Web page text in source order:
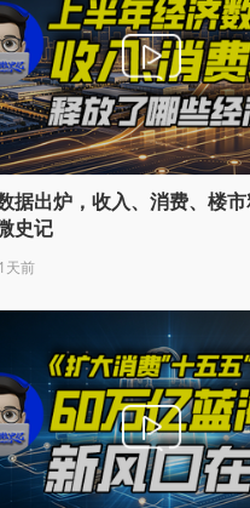
据出炉，收入、消费、楼
史记
天前